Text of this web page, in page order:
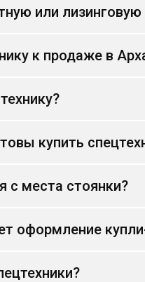
или лизинговую
к продаже в
купить
с места стоянки?
оформление